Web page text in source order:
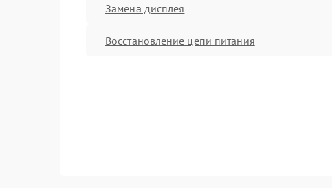
Замена дисплея
Восстановление цепи питания